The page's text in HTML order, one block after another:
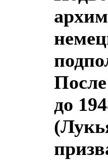
до